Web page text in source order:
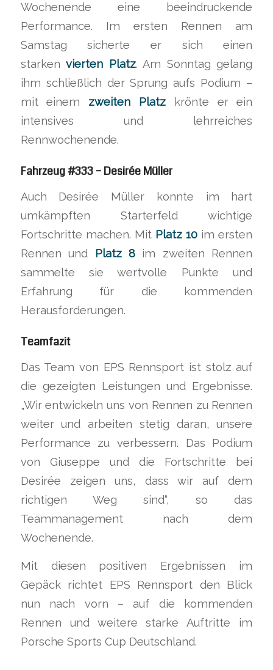
Wochenende eine beeindruckende
Performance. Im ersten Rennen am
Samstag sicherte er sich einen
starkenvierten Platz. Am Sonntag gelang
ihm schließlich der Sprung aufs Podium –
mit einem zweiten Platz krönte er ein
intensives und lehrreiches
Rennwochenende.
Fahrzeug #333 – Desirée Müller
Auch Desirée Müller konnte im hart
umkämpften Starterfeld wichtige
Fortschritte machen. Mit Platz 10 im ersten
Rennen und
Platz 8 im zweiten Rennen
sammelte sie wertvolle Punkte und
Erfahrung für die kommenden
Herausforderungen.
Teamfazit
Das Team von EPS Rennsport ist stolz auf
die gezeigten Leistungen und Ergebnisse.
„Wir entwickeln uns von Rennen zu Rennen
weiter und arbeiten stetig daran, unsere
Performance zu verbessern. Das Podium
von Giuseppe und die Fortschritte bei
Desirée zeigen uns, dass wir auf dem
richtigen Weg sind“, so das
Teammanagement nach dem
Wochenende.
Mit diesen positiven Ergebnissen im
Gepäck richtet EPS Rennsport den Blick
nun nach vorn – auf die kommenden
Rennen und weitere starke Auftritte im
Porsche Sports Cup Deutschland.